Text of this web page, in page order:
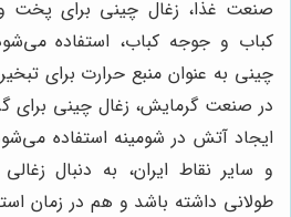
صنعت غذا، زغال چینی برای پخت و
کباب و جوجه کباب، استفاده
چینی به عنوان منبع حرارت برای
در صنعت گرمایش، زغال چینی برای
ایجاد آتش در شومینه استفاده
و سایر نقاط ایران، به دنبال
طولانی داشته باشد و هم در زمان